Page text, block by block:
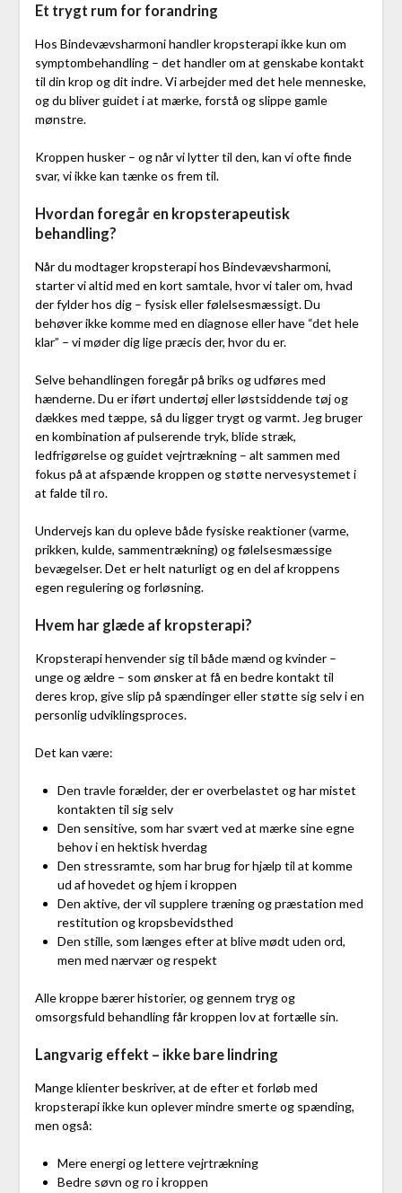
Et trygt rum for forandring
Hos Bindevævsharmoni handler kropsterapi ikke kun om
symptombehandling – det handler om at genskabe kontakt
til din krop og dit indre. Vi arbejder med det hele menneske,
og du bliver guidet i at mærke, forstå og slippe gamle
mønstre.
Kroppen husker – og når vi lytter til den, kan vi ofte finde
svar, vi ikke kan tænke os frem til.
Hvordan foregår en kropsterapeutisk
behandling?
Når du modtager kropsterapi hos Bindevævsharmoni,
starter vi altid med en kort samtale, hvor vi taler om, hvad
der fylder hos dig – fysisk eller følelsesmæssigt. Du
behøver ikke komme med en diagnose eller have “det hele
klar” – vi møder dig lige præcis der, hvor du er.
Selve behandlingen foregår på briks og udføres med
hænderne. Du er iført undertøj eller løstsiddende tøj og
dækkes med tæppe, så du ligger trygt og varmt. Jeg bruger
en kombination af pulserende tryk, blide stræk,
ledfrigørelse og guidet vejrtrækning – alt sammen med
fokus på at afspænde kroppen og støtte nervesystemet i
at falde til ro.
Undervejs kan du opleve både fysiske reaktioner (varme,
prikken, kulde, sammentrækning) og følelsesmæssige
bevægelser. Det er helt naturligt og en del af kroppens
egen regulering og forløsning.
Hvem har glæde af kropsterapi?
Kropsterapi henvender sig til både mænd og kvinder –
unge og ældre – som ønsker at få en bedre kontakt til
deres krop, give slip på spændinger eller støtte sig selv i en
personlig udviklingsproces.
Det kan være:
Den travle forælder, der er overbelastet og har mistet
kontakten til sig selv
Den sensitive, som har svært ved at mærke sine egne
behov i en hektisk hverdag
Den stressramte, som har brug for hjælp til at komme
ud af hovedet og hjem i kroppen
Den aktive, der vil supplere træning og præstation med
restitution og kropsbevidsthed
Den stille, som længes efter at blive mødt uden ord,
men med nærvær og respekt
Alle kroppe bærer historier, og gennem tryg og
omsorgsfuld behandling får kroppen lov at fortælle sin.
Langvarig effekt – ikke bare lindring
Mange klienter beskriver, at de efter et forløb med
kropsterapi ikke kun oplever mindre smerte og spænding,
men også:
Mere energi og lettere vejrtrækning
Bedre søvn og ro i kroppen